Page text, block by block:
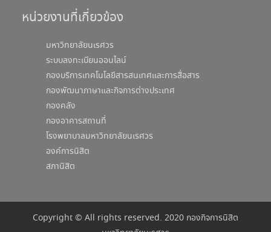
หน่วยงานที่เกี่ยวข้อง
มหาวิทยาลัยนเรศวร
ระบบลงทะเบียนออนไลน์
กองบริการเทคโนโลยีสารสนเทศและการสื่อสาร
กองพัฒนาภาษาและกิจการต่างประเทศ
กองคลัง
กองอาคารสถานที่
โรงพยาบาลมหาวิทยาลัยนเรศวร
องค์การนิสิต
สภานิสิต
Copyright © All rights reserved. 2020 กองกิจการนิสิต